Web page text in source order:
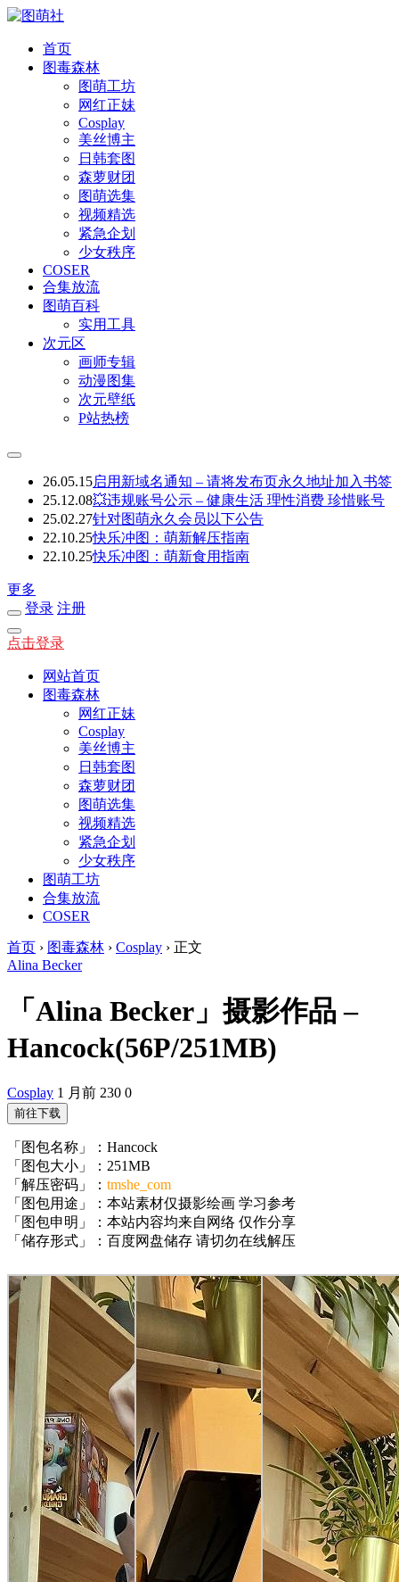
首页
图毒森林
图萌工坊
网红正妹
Cosplay
美丝博主
日韩套图
森萝财团
图萌选集
视频精选
紧急企划
少女秩序
COSER
合集放流
图萌百科
实用工具
次元区
画师专辑
动漫图集
次元壁纸
P站热榜
26.05.15启用新域名通知 – 请将发布页永久地址加入书签
25.12.08💥违规账号公示 – 健康生活 理性消费 珍惜账号
25.02.27针对图萌永久会员以下公告
22.10.25快乐冲图：萌新解压指南
22.10.25快乐冲图：萌新食用指南
更多
登录 注册
点击登录
网站首页
图毒森林
网红正妹
Cosplay
美丝博主
日韩套图
森萝财团
图萌选集
视频精选
紧急企划
少女秩序
图萌工坊
合集放流
COSER
首页 › 图毒森林 › Cosplay › 正文
Alina Becker
「Alina Becker」摄影作品 –
Hancock(56P/251MB)
Cosplay 1 月前 230 0
前往下载
「图包名称」：Hancock
「图包大小」：251MB
「解压密码」： tmshe_com
「图包用途」：本站素材仅摄影绘画 学习参考
「图包申明」：本站内容均来自网络 仅作分享
「储存形式」：百度网盘储存 请切勿在线解压